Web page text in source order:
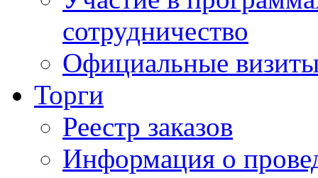
сотрудничество
Официальные
Торги
Реестр заказов
Информация о